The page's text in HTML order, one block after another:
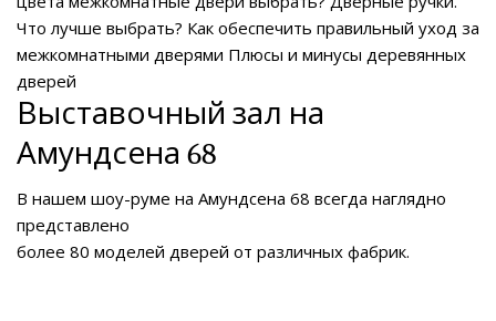
Что лучше выбрать? Как обеспечить правильный уход за
межкомнатными дверями Плюсы и минусы деревянных
дверей
Выставочный зал на
Амундсена 68
В нашем шоу-руме на Амундсена 68 всегда наглядно
представлено
более 80 моделей дверей от различных фабрик.